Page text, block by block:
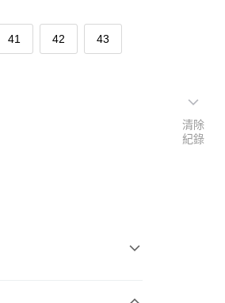
41 42 43
清除
紀錄